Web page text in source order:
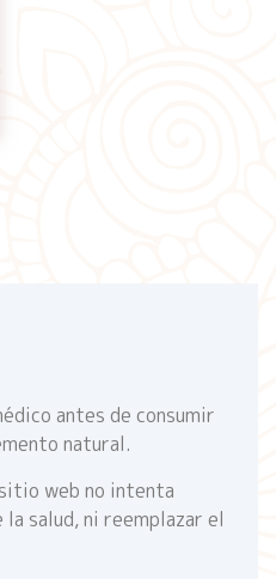
antes de consumir
natural.
web no intenta
salud, ni reemplazar el